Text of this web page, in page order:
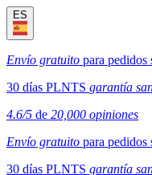
ES
Envío gratuito para pedidos
30 días PLNTS garantía
4.6/5 de 20,000 opiniones
Envío gratuito para pedidos
30 días PLNTS garantía